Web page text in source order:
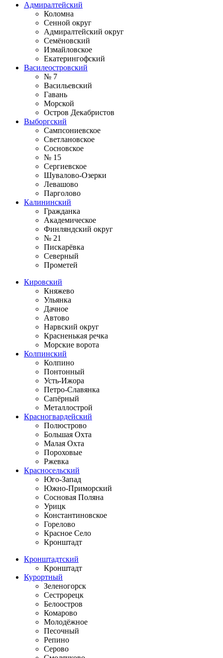
Адмиралтейский
Коломна
Сенной округ
Адмиралтейский округ
Семёновский
Измайловское
Екатерингофский
Василеостровский
№ 7
Васильевский
Гавань
Морской
Остров Декабристов
Выборгский
Сампсониевское
Светлановское
Сосновское
№ 15
Сергиевское
Шувалово-Озерки
Левашово
Парголово
Калининский
Гражданка
Академическое
Финляндский округ
№ 21
Пискарёвка
Северный
Прометей
Кировский
Княжево
Ульянка
Дачное
Автово
Нарвский округ
Красненькая речка
Морские ворота
Колпинский
Колпино
Понтонный
Усть-Ижора
Петро-Славянка
Сапёрный
Металлострой
Красногвардейский
Полюстрово
Большая Охта
Малая Охта
Пороховые
Ржевка
Красносельский
Юго-Запад
Южно-Приморский
Сосновая Поляна
Урицк
Константиновское
Горелово
Красное Село
Кронштадт
Кронштадтский
Кронштадт
Курортный
Зеленогорск
Сестрорецк
Белоостров
Комарово
Молодёжное
Песочный
Репино
Серово